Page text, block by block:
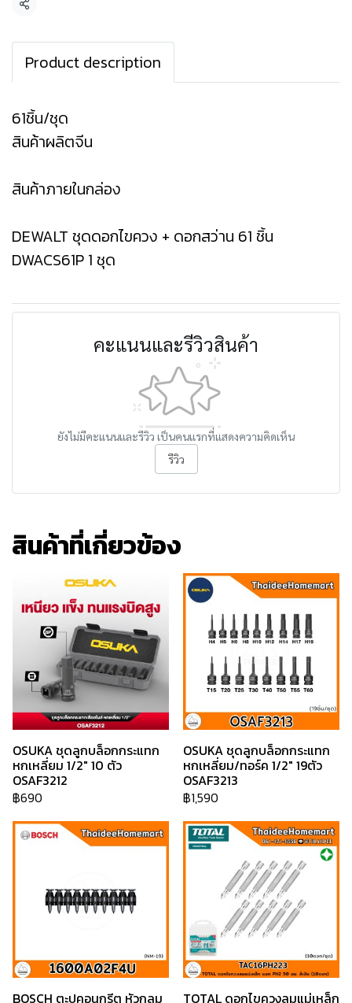
แชร์
Product description
61ชิ้น/ชุด
สินค้าผลิตจีน
สินค้าภายในกล่อง
DEWALT ชุดดอกไขควง + ดอกสว่าน 61 ชิ้น
DWACS61P 1 ชุด
คะแนนและรีวิวสินค้า
ยังไม่มีคะแนนและรีวิว เป็นคนแรกที่แสดงความคิดเห็น
รีวิว
สินค้าที่เกี่ยวข้อง
OSUKA ชุดลูกบล็อกกระแทก
หกเหลี่ยม 1/2" 10 ตัว
OSAF3212
฿690
OSUKA ชุดลูกบล็อกกระแทก
หกเหลี่ยม/ทอร์ค 1/2" 19ตัว
OSAF3213
฿1,590
BOSCH ตะปูคอนกรีต หัวกลม TOTAL ดอกไขควงลมแม่เหล็ก